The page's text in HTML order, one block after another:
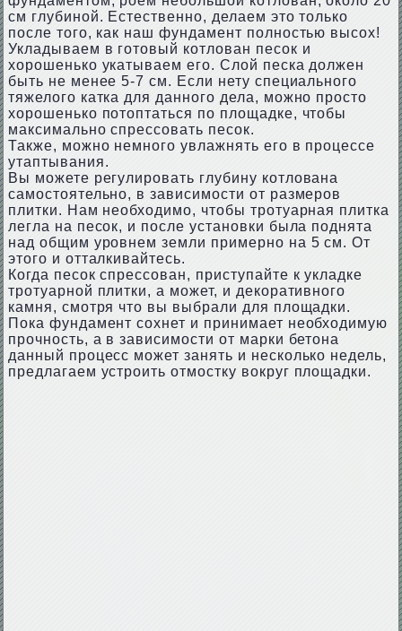
см глубиной. Естественно, делаем это только
после того, как наш фундамент полностью высох!
Укладываем в готовый котлован песок и
хорошенько укатываем его. Слой песка должен
быть не менее 5-7 см. Если нету специального
тяжелого катка для данного дела, можно просто
хорошенько потоптаться по площадке, чтобы
максимально спрессовать песок.
Также, можно немного увлажнять его в процессе
утаптывания.
Вы можете регулировать глубину котлована
самостоятельно, в зависимости от размеров
плитки. Нам необходимо, чтобы тротуарная плитка
легла на песок, и после установки была поднята
над общим уровнем земли примерно на 5 см. От
этого и отталкивайтесь.
Когда песок спрессован, приступайте к укладке
тротуарной плитки, а может, и декоративного
камня, смотря что вы выбрали для площадки.
Пока фундамент сохнет и принимает необходимую
прочность, а в зависимости от марки бетона
данный процесс может занять и несколько недель,
предлагаем устроить отмостку вокруг площадки.